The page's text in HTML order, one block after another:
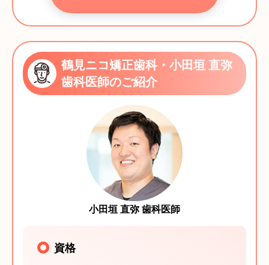
鶴見ニコ矯正歯科・小田垣 直弥
歯科医師のご紹介
小田垣 直弥 歯科医師
資格